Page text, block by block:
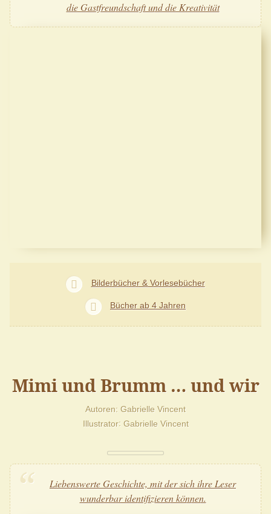
die Gastfreundschaft und die Kreativität
Bilderbücher & Vorlesebücher
Bücher ab 4 Jahren
Mimi und Brumm … und wir
Autoren Gabrielle Vincent
Illustrator Gabrielle Vincent
Liebenswerte Geschichte, mit der sich ihre Leser
wunderbar identifizieren können.